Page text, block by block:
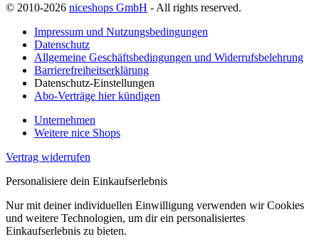
© 2010-2026 niceshops GmbH - All rights reserved.
Impressum und Nutzungsbedingungen
Datenschutz
Allgemeine Geschäftsbedingungen und Widerrufsbelehrung
Barrierefreiheitserklärung
Datenschutz-Einstellungen
Abo-Verträge hier kündigen
Unternehmen
Weitere nice Shops
Vertrag widerrufen
Personalisiere dein Einkaufserlebnis
Nur mit deiner individuellen Einwilligung verwenden wir Cookies
und weitere Technologien, um dir ein personalisiertes
Einkaufserlebnis zu bieten.